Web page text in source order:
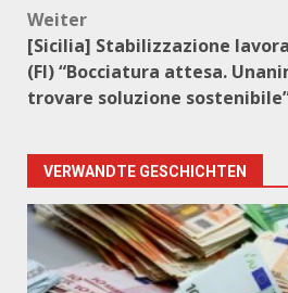
Weiter
[Sicilia] Stabilizzazione
(FI) “Bocciatura attesa.
trovare soluzione
VERWANDTE GESCHICHTEN